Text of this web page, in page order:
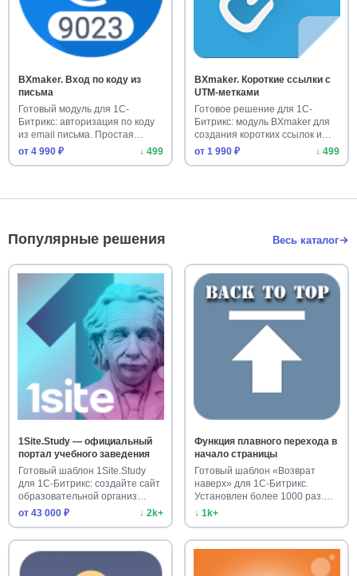
BXmaker. Вход по коду из
письма
Готовый модуль для 1С-
Битрикс: авторизация по коду
из email письма. Простая
уста…
от 4 990 ₽ ↓ 499
BXmaker. Короткие ссылки с
UTM-метками
Готовое решение для 1С-
Битрикс: модуль BXmaker для
создания коротких ссылок и
уп…
от 1 990 ₽ ↓ 499
Популярные решения Весь каталог
1Site.Study — официальный
портал учебного заведения
Готовый шаблон 1Site.Study
для 1С-Битрикс: создайте сайт
образовательной организ…
от 43 000 ₽
↓ 2k+
Функция плавного перехода в
начало страницы
Готовый шаблон «Возврат
наверх» для 1С-Битрикс.
Установлен более 1000 раз.
Улучш…
↓ 1k+